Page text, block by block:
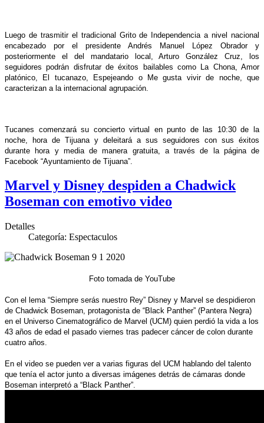
Luego de trasmitir el tradicional Grito de Independencia a nivel nacional
encabezado por el presidente Andrés Manuel López Obrador y
posteriormente el del mandatario local, Arturo González Cruz, los
seguidores podrán disfrutar de éxitos bailables como La Chona, Amor
platónico, El tucanazo, Espejeando o Me gusta vivir de noche, que
caracterizan a la internacional agrupación.
Tucanes comenzará su concierto virtual en punto de las 10:30 de la
noche, hora de Tijuana y deleitará a sus seguidores con sus éxitos
durante hora y media de manera gratuita, a través de la página de
Facebook “Ayuntamiento de Tijuana”.
Marvel y Disney despiden a Chadwick
Boseman con emotivo video
Detalles
Categoría: Espectaculos
Foto tomada de YouTube
Con el lema “Siempre serás nuestro Rey” Disney y Marvel se despidieron
de Chadwick Boseman, protagonista de “Black Panther” (Pantera Negra)
en el Universo Cinematográfico de Marvel (UCM) quien perdió la vida a los
43 años de edad el pasado viernes tras padecer cáncer de colon durante
cuatro años.
En el video se pueden ver a varias figuras del UCM hablando del talento
que tenía el actor junto a diversas imágenes detrás de cámaras donde
Boseman interpretó a “Black Panther”.